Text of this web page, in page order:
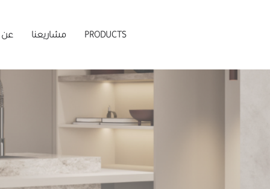
عن مشاريعنا PRODUCTS